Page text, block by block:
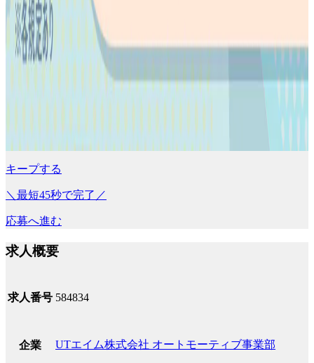
キープする
＼最短45秒で完了／
応募へ進む
求人概要
求人番号 584834
企業 UTエイム株式会社 オートモーティブ事業部